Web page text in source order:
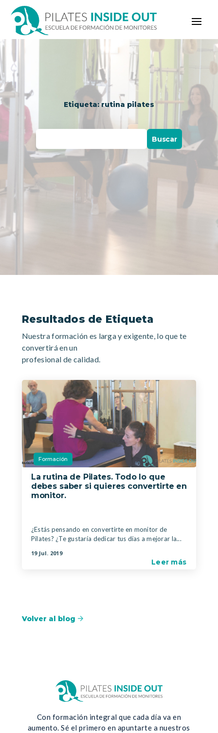
Etiqueta: rutina pilates
Resultados de Etiqueta
Nuestra formación es larga y exigente, lo que te
convertirá en un
profesional de calidad.
Formación
La rutina de Pilates. Todo lo que
debes saber si quieres convertirte en
monitor.
¿Estás pensando en convertirte en monitor de
Pilates? ¿Te gustaría dedicar tus días a mejorar la...
19 Jul. 2019
Leer más
Volver al blog
Con formación integral que cada día va en
aumento. Sé el primero en apuntarte a nuestros